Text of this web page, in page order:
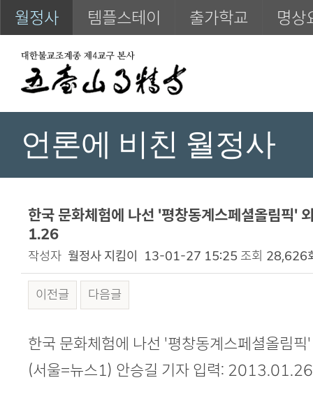
월정사 템플스테이 출가학교 명상
언론에 비친 월정사
한국 문화체험에 나선 '평창동계스페셜올림픽'
1.26
작성자 월정사 지킴이 13-01-27 15:25 조회 28,626
이전글 다음글
본문
한국 문화체험에 나선 '평창동계스페셜올림
(서울=뉴스1) 안승길 기자 입력: